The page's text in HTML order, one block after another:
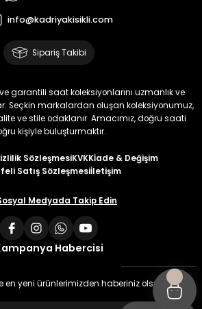
info@kadriyakisikli.com
Sipariş Takibi
ve garantili saat koleksiyonlarını uzmanlık ve
Seçkin markalardan oluşan koleksiyonumuz,
ve stile odaklanır. Amacımız, doğru saati
kişiyle buluşturmaktır.
SözleşmesiKVKKİade & Değişim
Satış Sözleşmesiİletişim
Medyada Takip Edin
Habercisi
yeni ürünlerimizden haberiniz olsun